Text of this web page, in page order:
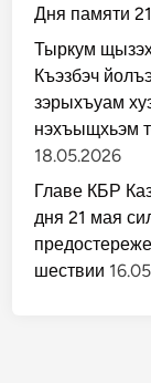
Дня памяти
Тыркум
Къэзбэч
зэрыхъуам
нэхъыщхьэм
18.05.2026
Главе КБР
дня 21 мая
шествии